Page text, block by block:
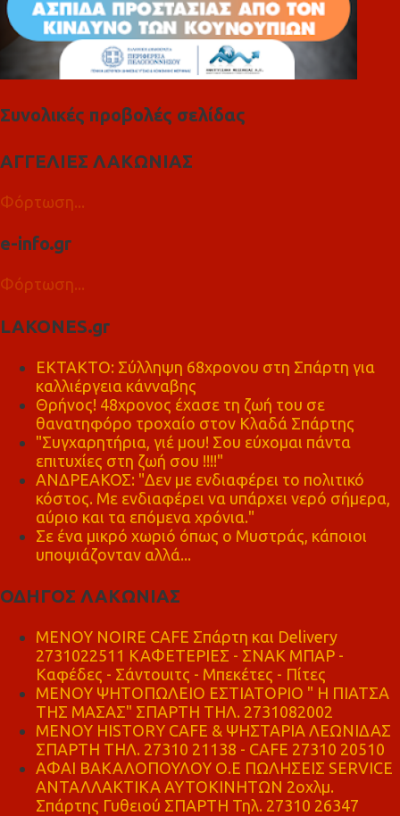
Συνολικές προβολές σελίδας
ΑΓΓΕΛΙΕΣ ΛΑΚΩΝΙΑΣ
Φόρτωση...
e-info.gr
Φόρτωση...
LAKONES.gr
ΕΚΤΑΚΤΟ: Σύλληψη 68χρονου στη Σπάρτη για
καλλιέργεια κάνναβης
Θρήνος! 48χρονος έχασε τη ζωή του σε
θανατηφόρο τροχαίο στον Κλαδά Σπάρτης
"Συγχαρητήρια, γιέ μου! Σου εύχομαι πάντα
επιτυχίες στη ζωή σου !!!!"
ΑΝΔΡΕΑΚΟΣ: "Δεν με ενδιαφέρει το πολιτικό
κόστος. Με ενδιαφέρει να υπάρχει νερό σήμερα,
αύριο και τα επόμενα χρόνια."
Σε ένα μικρό χωριό όπως ο Μυστράς, κάποιοι
υποψιάζονταν αλλά...
ΟΔΗΓΟΣ ΛΑΚΩΝΙΑΣ
MENOY NOIRE CAFE Σπάρτη και Delivery
2731022511 ΚΑΦΕΤΕΡΙΕΣ - ΣΝΑΚ ΜΠΑΡ -
Καφέδες - Σάντουιτς - Μπεκέτες - Πίτες
ΜΕΝΟΥ ΨΗΤΟΠΩΛΕΙΟ ΕΣΤΙΑΤΟΡΙΟ " Η ΠΙΑΤΣΑ
ΤΗΣ ΜΑΣΑΣ" ΣΠΑΡΤΗ ΤΗΛ. 2731082002
ΜΕΝΟΥ HISTORY CAFE & ΨΗΣΤΑΡΙΑ ΛΕΩΝΙΔΑΣ
ΣΠΑΡΤΗ ΤΗΛ. 27310 21138 - CAFE 27310 20510
ΑΦΑΙ ΒΑΚΑΛΟΠΟΥΛΟΥ Ο.Ε ΠΩΛΗΣΕΙΣ SERVICE
ΑΝΤΑΛΛΑΚΤΙΚΑ ΑΥΤΟΚΙΝΗΤΩΝ 2οχλμ.
Σπάρτης Γυθειού ΣΠΑΡΤΗ Τηλ. 27310 26347